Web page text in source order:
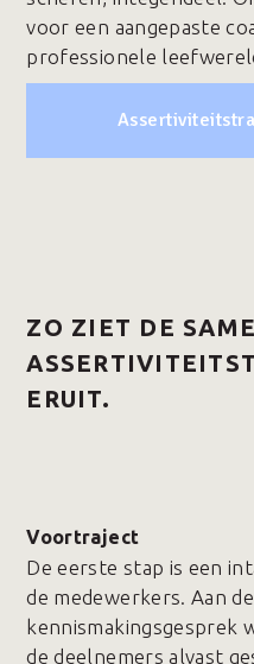
voor een aangepaste
professionele
ZO ZIET DE
ERUIT.
Voortraject
De eerste stap is een
de medewerkers. Aan
kennismakingsgesprek
de deelnemers alvast